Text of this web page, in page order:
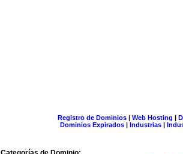
Registro de Dominios| Web Hosting |
Dominios Expirados | Industrias |